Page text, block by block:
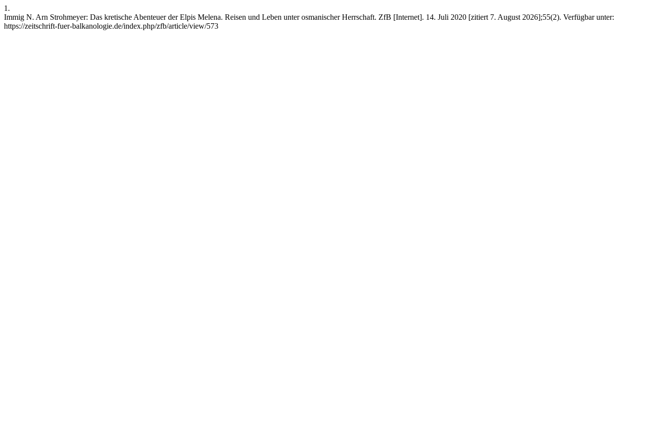
1.
Immig N. Arn Strohmeyer: Das kretische Abenteuer der Elpis Melena. Reisen und Leben unter osmanischer Herrschaft. ZfB [Internet]. 14. Juli 2020 [zitiert 7. August 2026];55(2). Verfügbar unter:
https://zeitschrift-fuer-balkanologie.de/index.php/zfb/article/view/573